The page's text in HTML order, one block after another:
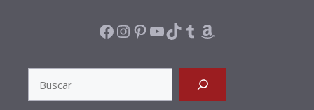
FACEBOOK
INSTAGRAM
PINTEREST
YOUTUBE
TIKTOK
TUMBLR
AMAZON
SEARCH